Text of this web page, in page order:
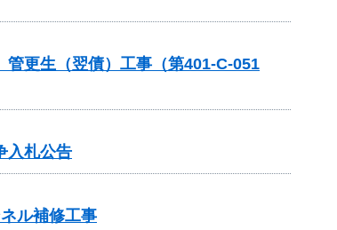
更生（翌債）工事（第401-C-051
入札公告
ル補修工事